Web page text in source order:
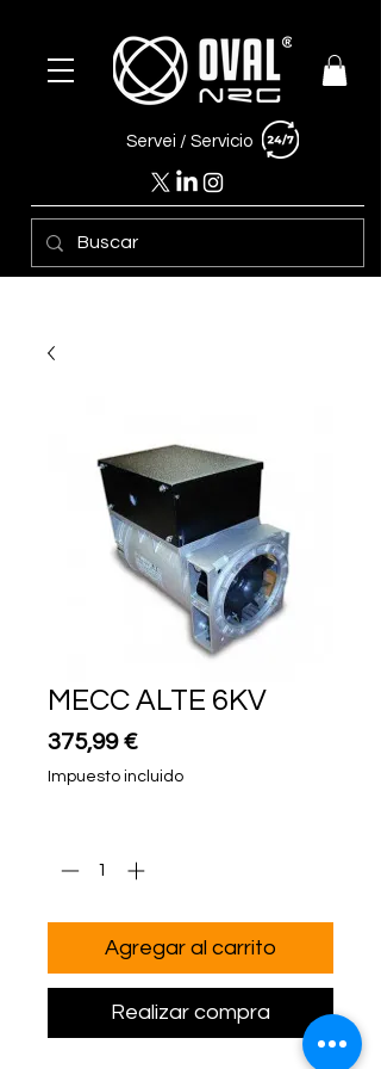
Servei / Servicio
MECC ALTE 6KV
375,99 €Precio
Impuesto incluido
Agregar al carrito
Realizar compra